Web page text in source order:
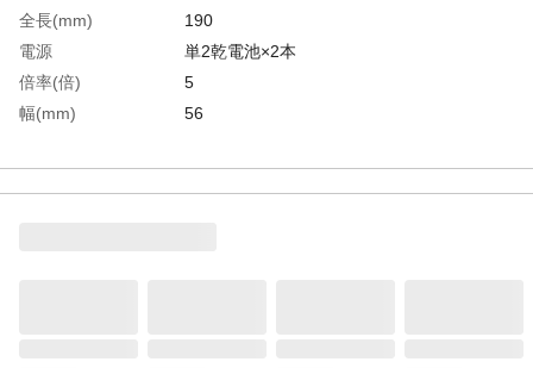
全長(mm)
190
電源
単2乾電池×2本
倍率(倍)
5
幅(mm)
56
重さ
161.000G